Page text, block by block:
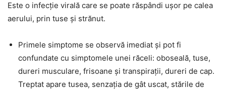
Este o infecție virală care se poate răspândi ușor pe calea
aerului, prin tuse și strănut.
Primele simptome se observă imediat și pot fi
confundate cu simptomele unei răceli: oboseală, tuse,
dureri musculare, frisoane și transpirații, dureri de cap.
Treptat apare tusea, senzația de gât uscat, stările de